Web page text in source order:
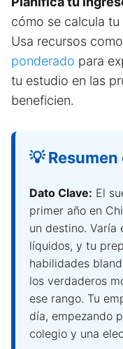
cómo se calcula
Usa recursos
ponderado para
tu estudio en las
beneficien.
💡
Dato Clave: El
primer año en
un destino. Varía
líquidos, y tu
habilidades
los verdaderos
ese rango. Tu
día, empezando
colegio y una